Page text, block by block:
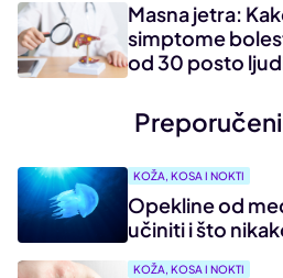
Masna jetra:
simptome
od 30 posto
KOŽA, KOSA I NOKTI
Opekline od
učiniti i što
KOŽA, KOSA I NOKTI